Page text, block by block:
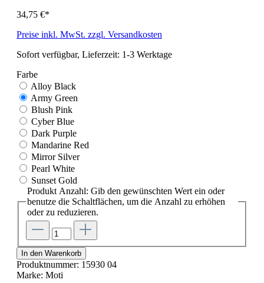
34,75 €*
Preise inkl. MwSt. zzgl. Versandkosten
Sofort verfügbar, Lieferzeit: 1-3 Werktage
Farbe
Alloy Black
Army Green
Blush Pink
Cyber Blue
Dark Purple
Mandarine Red
Mirror Silver
Pearl White
Sunset Gold
Produkt Anzahl: Gib den gewünschten Wert ein oder
benutze die Schaltflächen, um die Anzahl zu erhöhen
oder zu reduzieren.
In den Warenkorb
Produktnummer: 15930 04
Marke: Moti